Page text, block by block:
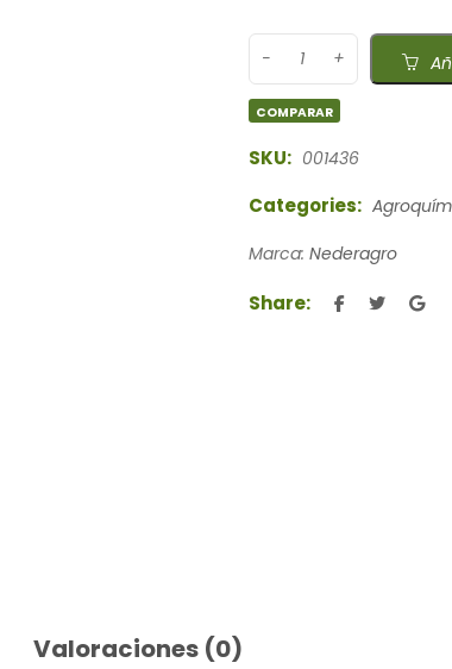
COMPARAR
SKU: 001436
Categories:
Marca: Nederagro
Share:
Valoraciones (0)